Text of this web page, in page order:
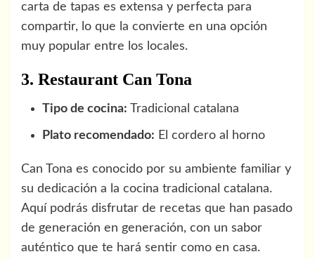
carta de tapas es extensa y perfecta para
compartir, lo que la convierte en una opción
muy popular entre los locales.
3. Restaurant Can Tona
Tipo de cocina: Tradicional catalana
Plato recomendado: El cordero al horno
Can Tona es conocido por su ambiente familiar y
su dedicación a la cocina tradicional catalana.
Aquí podrás disfrutar de recetas que han pasado
de generación en generación, con un sabor
auténtico que te hará sentir como en casa.